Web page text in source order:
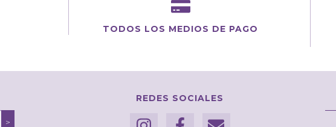
TODOS LOS MEDIOS DE PAGO
REDES SOCIALES